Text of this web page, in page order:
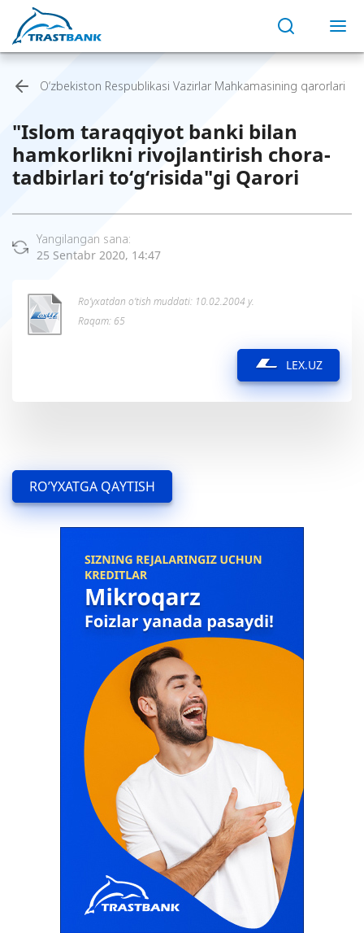
O‘zbekiston Respublikasi Vazirlar Mahkamasining qarorlari
"Islom taraqqiyot banki bilan
hamkorlikni rivojlantirish chora-
tadbirlari to‘g‘risida"gi Qarori
Yangilangan sana:
25 Sentabr 2020, 14:47
Ro’yxatdan o’tish muddati: 10.02.2004 y.
Raqam: 65
LEX.UZ
RO’YXATGA QAYTISH